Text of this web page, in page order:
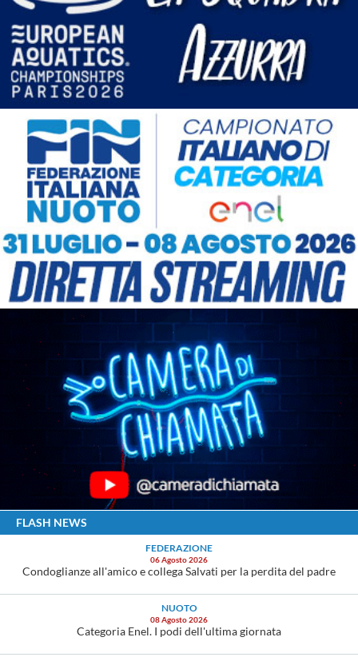
FLASH NEWS
FEDERAZIONE
06 Agosto 2026
Condoglianze all'amico e collega Salvati per la perdita del padre
NUOTO
08 Agosto 2026
Categoria Enel. I podi dell'ultima giornata